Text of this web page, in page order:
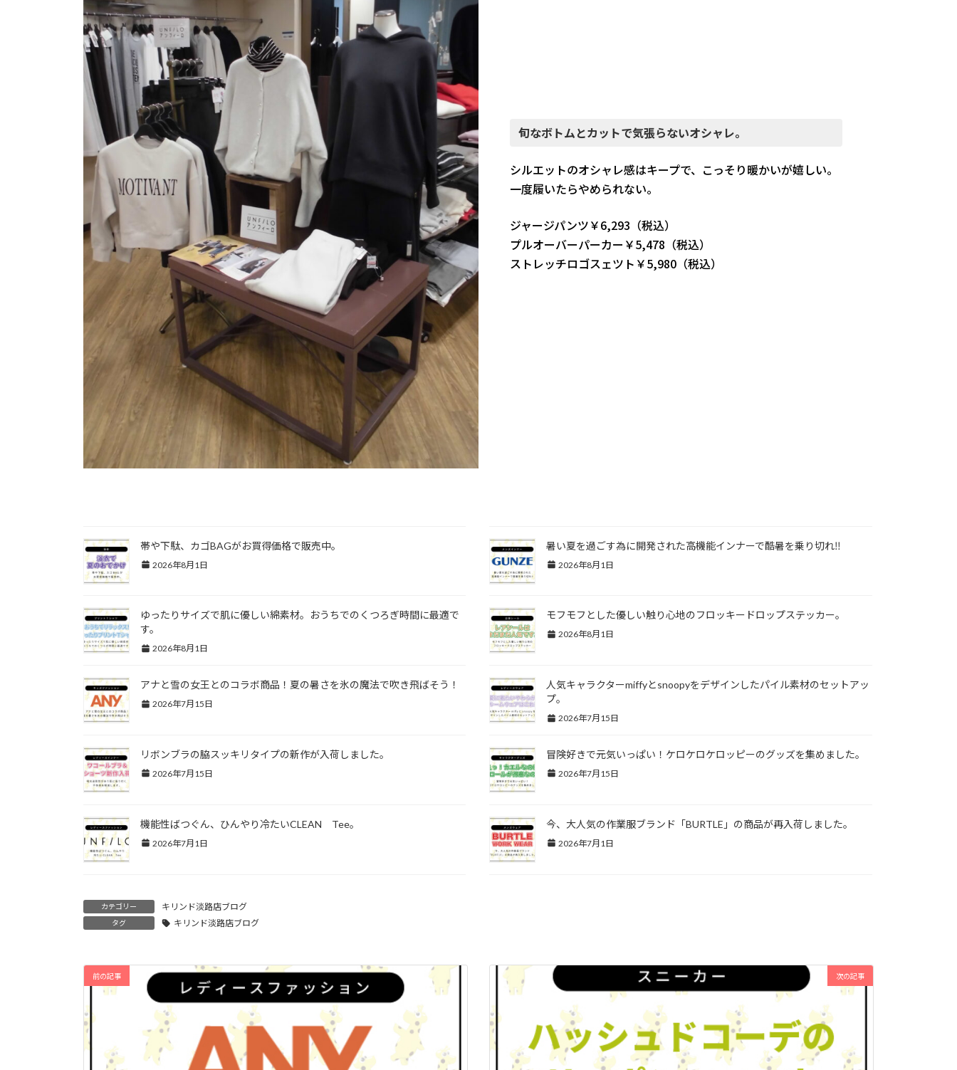
旬なボトムとカットで気張らないオシャレ。
シルエットのオシャレ感はキープで、こっそり暖かいが嬉しい。
一度履いたらやめられない。
ジャージパンツ￥6,293（税込）
プルオーバーパーカー￥5,478（税込）
ストレッチロゴスェツト￥5,980（税込）
帯や下駄、カゴBAGがお買得価格で販売中。
2026年8月1日
暑い夏を過ごす為に開発された高機能インナーで酷暑を乗り切れ‼
2026年8月1日
ゆったりサイズで肌に優しい綿素材。おうちでのくつろぎ時間に最適で
す。
2026年8月1日
モフモフとした優しい触り心地のフロッキードロップステッカー。
2026年8月1日
アナと雪の女王とのコラボ商品！夏の暑さを氷の魔法で吹き飛ばそう！
2026年7月15日
人気キャラクターmiffyとsnoopyをデザインしたパイル素材のセットアッ
プ。
2026年7月15日
リボンブラの脇スッキリタイプの新作が入荷しました。
2026年7月15日
冒険好きで元気いっぱい！ケロケロケロッピーのグッズを集めました。
2026年7月15日
機能性ばつぐん、ひんやり冷たいCLEAN Tee。
2026年7月1日
今、大人気の作業服ブランド「BURTLE」の商品が再入荷しました。
2026年7月1日
カテゴリー キリンド淡路店ブログ
タグ キリンド淡路店ブログ
前の記事 次の記事